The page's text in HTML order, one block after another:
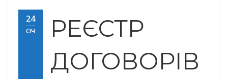
Черкаський міський
центр ПМСД"
24
СІЧ
РЕЄСТР
ДОГОВОРІВ